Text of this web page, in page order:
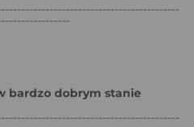
bardzo dobrym stanie